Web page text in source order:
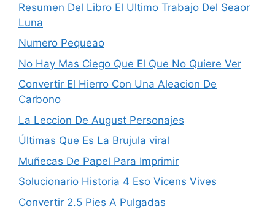
Resumen Del Libro El Ultimo Trabajo Del Seaor
Luna
Numero Pequeao
No Hay Mas Ciego Que El Que No Quiere Ver
Convertir El Hierro Con Una Aleacion De
Carbono
La Leccion De August Personajes
Últimas Que Es La Brujula viral
Muñecas De Papel Para Imprimir
Solucionario Historia 4 Eso Vicens Vives
Convertir 2.5 Pies A Pulgadas